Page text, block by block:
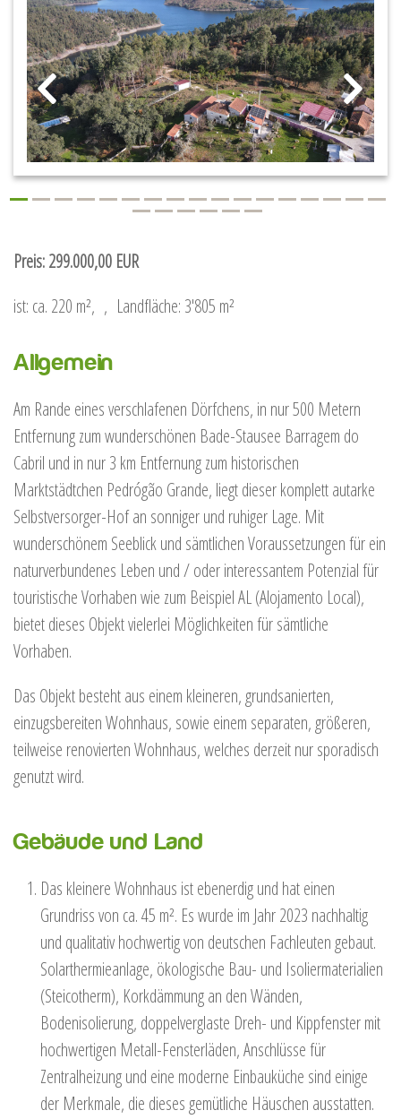
Preis: 299.000,00 EUR
ist: ca. 220 m², , Landfläche: 3'805 m²
Allgemein
Am Rande eines verschlafenen Dörfchens, in nur 500 Metern
Entfernung zum wunderschönen Bade-Stausee Barragem do
Cabril und in nur 3 km Entfernung zum historischen
Marktstädtchen Pedrógão Grande, liegt dieser komplett autarke
Selbstversorger-Hof an sonniger und ruhiger Lage. Mit
wunderschönem Seeblick und sämtlichen Voraussetzungen für ein
naturverbundenes Leben und / oder interessantem Potenzial für
touristische Vorhaben wie zum Beispiel AL (Alojamento Local),
bietet dieses Objekt vielerlei Möglichkeiten für sämtliche
Vorhaben.
Das Objekt besteht aus einem kleineren, grundsanierten,
einzugsbereiten Wohnhaus, sowie einem separaten, größeren,
teilweise renovierten Wohnhaus, welches derzeit nur sporadisch
genutzt wird.
Gebäude und Land
Das kleinere Wohnhaus ist ebenerdig und hat einen
Grundriss von ca. 45 m². Es wurde im Jahr 2023 nachhaltig
und qualitativ hochwertig von deutschen Fachleuten gebaut.
Solarthermieanlage, ökologische Bau- und Isoliermaterialien
(Steicotherm), Korkdämmung an den Wänden,
Bodenisolierung, doppelverglaste Dreh- und Kippfenster mit
hochwertigen Metall-Fensterläden, Anschlüsse für
Zentralheizung und eine moderne Einbauküche sind einige
der Merkmale, die dieses gemütliche Häuschen ausstatten.